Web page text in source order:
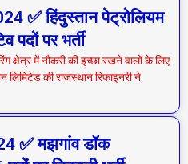
✅ हिंदुस्तान पेट्रोलियम
पदों पर भर्ती
में नौकरी की इच्छा रखने वालों के लिए
लिमिटेड की राजस्थान रिफाइनरी ने
✅ मझगांव डॉक